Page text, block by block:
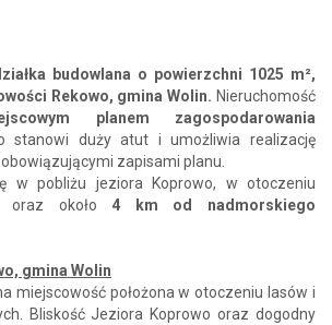
budowlana o powierzchni 1025 m²,
Rekowo, gmina Wolin. Nieruchomość
planem zagospodarowania
stanowi duży atut i umożliwia realizację
zapisami planu.
w pobliżu jeziora Koprowo, w otoczeniu
oraz około 4 km od nadmorskiego
gmina Wolin
miejscowość położona w otoczeniu lasów i
Bliskość Jeziora Koprowo oraz dogodny